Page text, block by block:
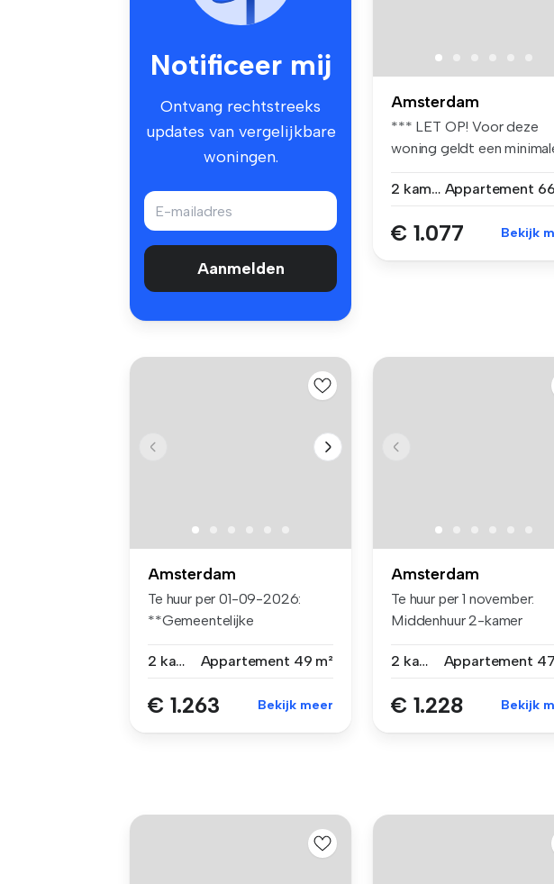
Notificeer mij
Ontvang rechtstreeks
updates van vergelijkbare
woningen.
Aanmelden
Amsterdam
*** LET OP! Voor deze
woning geldt een
2 kamers Appartement
€ 1.077 Bekijk
Amsterdam
Te huur per 01-09-2026:
**Gemeentelijke
2 kamers
Appartement 49 m²
€ 1.263 Bekijk meer
Amsterdam
Te huur per 1 november:
Middenhuur 2-kamer
2 kamers
Appartement
€ 1.228 Bekijk